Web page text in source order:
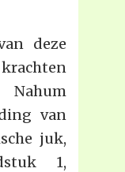
deze
van
juk,
1,